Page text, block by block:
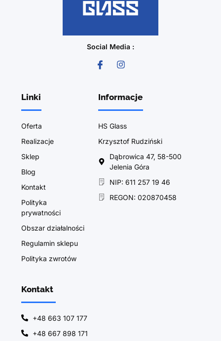
Social Media :
Linki
Oferta
Realizacje
Sklep
Blog
Kontakt
Polityka
prywatności
Obszar działalności
Regulamin sklepu
Polityka zwrotów
Informacje
HS Glass
Krzysztof Rudziński
Dąbrowica 47, 58-500
Jelenia Góra
NIP: 611 257 19 46
REGON: 020870458
Kontakt
+48 663 107 177
+48 667 898 171